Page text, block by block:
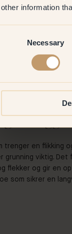
other information
Necessary
av
trenger en flikking
grunning viktig.
flekker og gir en
som sikrer en